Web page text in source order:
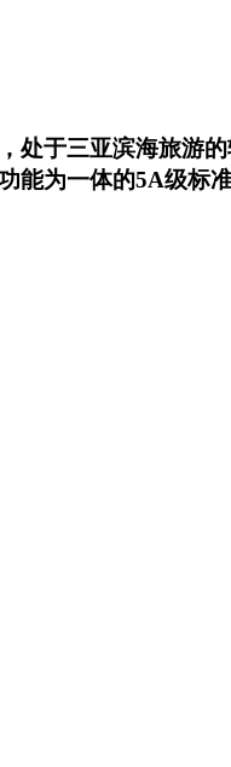
于三亚滨海旅游
为一体的5A级标准